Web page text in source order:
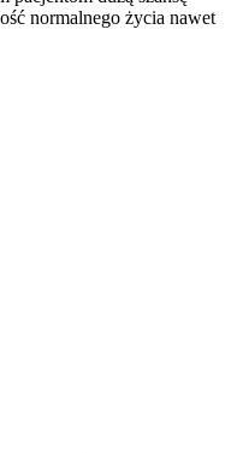
normalnego życia nawet